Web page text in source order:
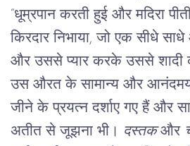
“धूम्रपान करती हुई और मदिरा
किरदार निभाया, जो एक सीधे
और उससे प्यार करके उससे शादी
उस औरत के सामान्य और आनंदमय
जीने के प्रयत्न दर्शाए गए हैं और
अतीत से जूझना भी। दस्तक और